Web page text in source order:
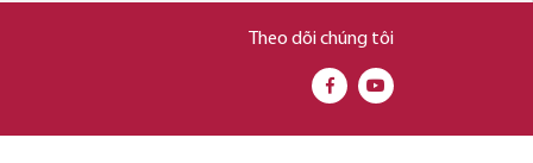
Theo dõi chúng tôi